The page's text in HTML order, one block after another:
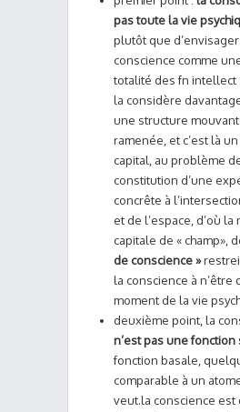
pas toute la vie
plutôt que
conscience comme
totalité des fn intellect
la considère
une structure
ramenée, et c’est là
capital, au problème
constitution d’une
concrête à
et de l’espace, d’où la
capitale de « champ»,
de conscience »
la conscience à n’être
moment de la vie
deuxième point, la
n’est pas une fonction
fonction basale,
comparable à un
veut.la conscience est